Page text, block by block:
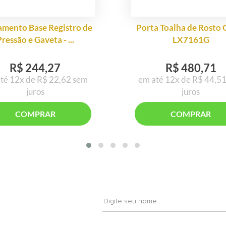
Base Registro de
e Gaveta - ...
R$ 244,27
12x de R$ 22,62 sem
juros
COMPRAR
Porta Toalha de Rosto
LX7161G
R$ 480,71
em até 12x de R$
juros
COMPRAR